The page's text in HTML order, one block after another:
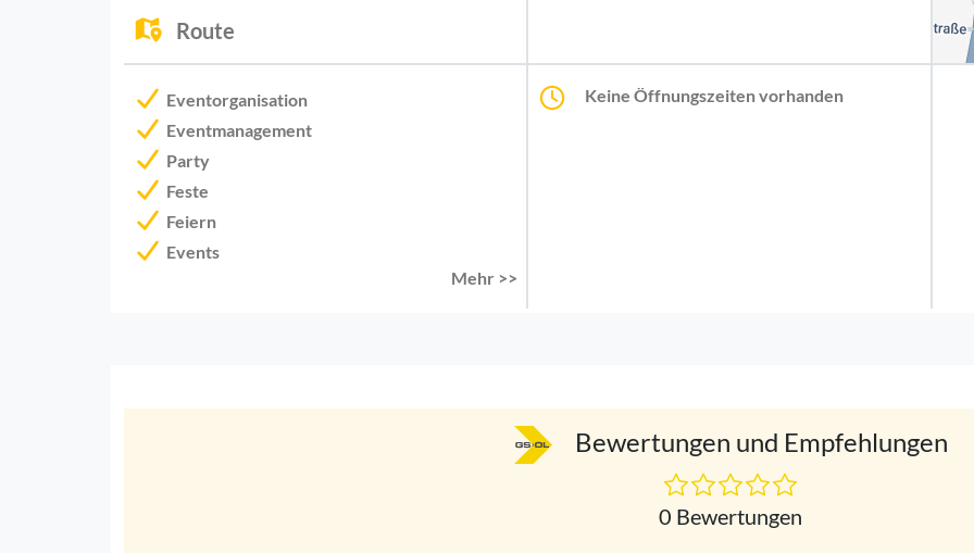
Route
Eventorganisation
Eventmanagement
Party
Feste
Feiern
Events
Mehr >>
Keine Öffnungszeiten vorhanden
Bewertungen und Empfehlungen
0 Bewertungen